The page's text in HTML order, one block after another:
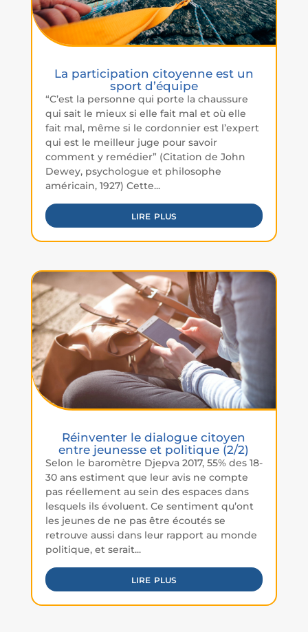
La participation citoyenne est un
sport d’équipe
“C’est la personne qui porte la chaussure
qui sait le mieux si elle fait mal et où elle
fait mal, même si le cordonnier est l’expert
qui est le meilleur juge pour savoir
comment y remédier” (Citation de John
Dewey, psychologue et philosophe
américain, 1927) Cette...
lire plus
Réinventer le dialogue citoyen
entre jeunesse et politique (2/2)
Selon le baromètre Djepva 2017, 55% des 18-
30 ans estiment que leur avis ne compte
pas réellement au sein des espaces dans
lesquels ils évoluent. Ce sentiment qu’ont
les jeunes de ne pas être écoutés se
retrouve aussi dans leur rapport au monde
politique, et serait...
lire plus